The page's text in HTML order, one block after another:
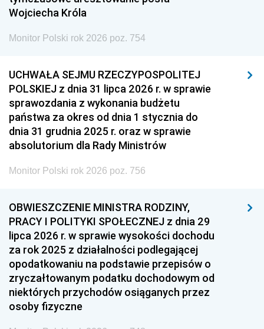
Wojciecha Króla
Monitor Polski rok 2026 poz. 754
UCHWAŁA SEJMU RZECZYPOSPOLITEJ
POLSKIEJ z dnia 31 lipca 2026 r. w sprawie
sprawozdania z wykonania budżetu
państwa za okres od dnia 1 stycznia do
dnia 31 grudnia 2025 r. oraz w sprawie
absolutorium dla Rady Ministrów
Monitor Polski rok 2026 poz. 756
OBWIESZCZENIE MINISTRA RODZINY,
PRACY I POLITYKI SPOŁECZNEJ z dnia 29
lipca 2026 r. w sprawie wysokości dochodu
za rok 2025 z działalności podlegającej
opodatkowaniu na podstawie przepisów o
zryczałtowanym podatku dochodowym od
niektórych przychodów osiąganych przez
osoby fizyczne